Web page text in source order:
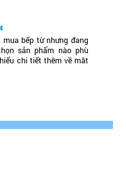
bếp từ nhưng đang
sản phẩm nào phù
chi tiết thêm về mặt
lượng cao, đáng mua